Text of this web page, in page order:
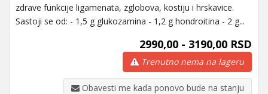
zdrave funkcije ligamenata, zglobova, kostiju i hrskavice.
Sastoji se od: - 1,5 g glukozamina - 1,2 g hondroitina - 2 g...
2990,00 - 3190,00 RSD
Trenutno nema na lageru
Obavesti me kada ponovo bude na stanju